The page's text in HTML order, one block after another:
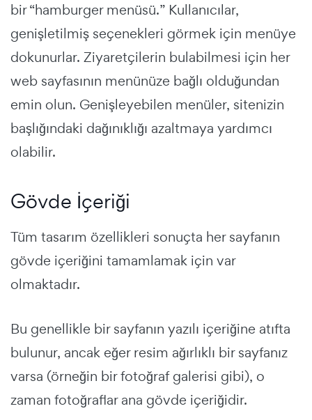
bir “hamburger menüsü.” Kullanıcılar,
genişletilmiş seçenekleri görmek için menüye
dokunurlar. Ziyaretçilerin bulabilmesi için her
web sayfasının menünüze bağlı olduğundan
emin olun. Genişleyebilen menüler, sitenizin
başlığındaki dağınıklığı azaltmaya yardımcı
olabilir.
Gövde İçeriği
Tüm tasarım özellikleri sonuçta her sayfanın
gövde içeriğini tamamlamak için var
olmaktadır.
Bu genellikle bir sayfanın yazılı içeriğine atıfta
bulunur, ancak eğer resim ağırlıklı bir sayfanız
varsa (örneğin bir fotoğraf galerisi gibi), o
zaman fotoğraflar ana gövde içeriğidir.